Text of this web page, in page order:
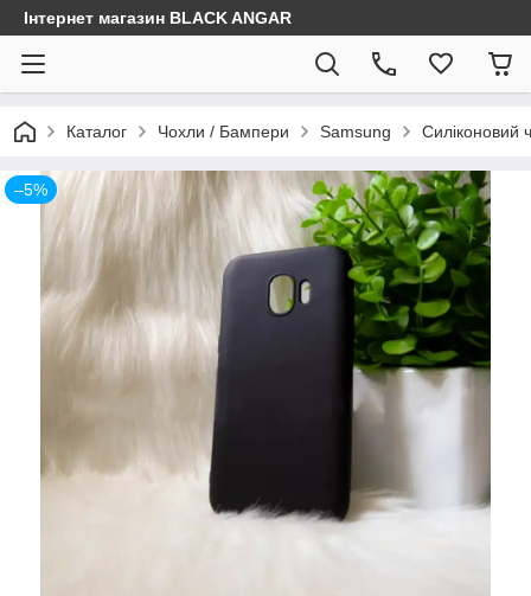
Інтернет магазин BLACK ANGAR
Каталог Чохли / Бампери Samsung Силіконовий
–5%